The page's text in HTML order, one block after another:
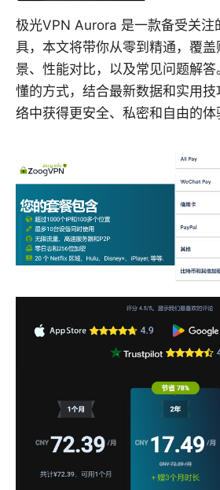
极光VPN Aurora 是一款备受关注
具，本文将带你从零到精通，覆
景、性能对比，以及常见问题解
懂的方式，结合最新数据和实用
络中获得更安全、私密和自由的体